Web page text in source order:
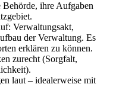
ihre Aufgaben
Verwaltungsakt,
der Verwaltung. Es
erklären zu können.
zurecht (Sorgfalt,
laut – idealerweise mit